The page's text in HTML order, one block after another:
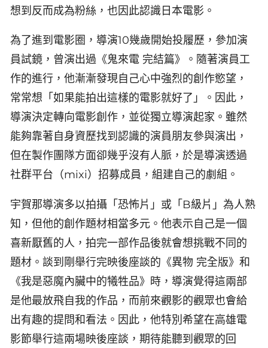
想到反而成為粉絲，也因此認識日本電影。
為了進到電影圈，導演10幾歲開始投履歷，參加演
員試鏡，曾演出過《鬼來電 完結篇》。隨著演員工
作的進行，他漸漸發現自己心中強烈的創作慾望，
常常想「如果能拍出這樣的電影就好了」。因此，
導演決定轉向電影創作，並從獨立導演起家。雖然
能夠靠著自身資歷找到認識的演員朋友參與演出，
但在製作團隊方面卻幾乎沒有人脈，於是導演透過
社群平台（mixi）招募成員，組建自己的劇組。
宇賀那導演多以拍攝「恐怖片」或「B級片」為人熟
知，但他的創作題材相當多元。他表示自己是一個
喜新厭舊的人，拍完一部作品後就會想挑戰不同的
題材。談到剛舉行完映後座談的《異物 完全版》和
《我是惡魔內臟中的犧牲品》時，導演覺得這兩部
是他最放飛自我的作品，而前來觀影的觀眾也會給
出有趣的提問和看法。因此，他特別希望在高雄電
影節舉行這兩場映後座談，期待能聽到觀眾的回